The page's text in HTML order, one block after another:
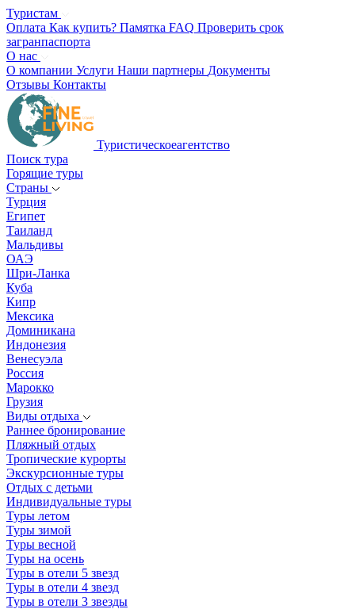
Туристам
Оплата Как купить? Памятка FAQ Проверить срок
загранпаспорта
О нас
О компании Услуги Наши партнеры Документы
Отзывы Контакты
Туристическоеагентство
Поиск тура
Горящие туры
Страны
Турция
Египет
Таиланд
Мальдивы
ОАЭ
Шри-Ланка
Куба
Кипр
Мексика
Доминикана
Индонезия
Венесуэла
Россия
Марокко
Грузия
Виды отдыха
Раннее бронирование
Пляжный отдых
Тропические курорты
Экскурсионные туры
Отдых с детьми
Индивидуальные туры
Туры летом
Туры зимой
Туры весной
Туры на осень
Туры в отели 5 звезд
Туры в отели 4 звезд
Туры в отели 3 звезды